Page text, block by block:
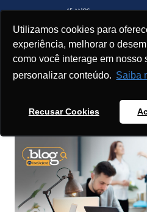
Utilizamos cookies para
experiência, melhorar o
como você interage em nosso
personalizar conteúdo. Saiba
Recusar Cookies
ADMINISTRAÇÃO:
AMPLA, HOLÍSTICA,